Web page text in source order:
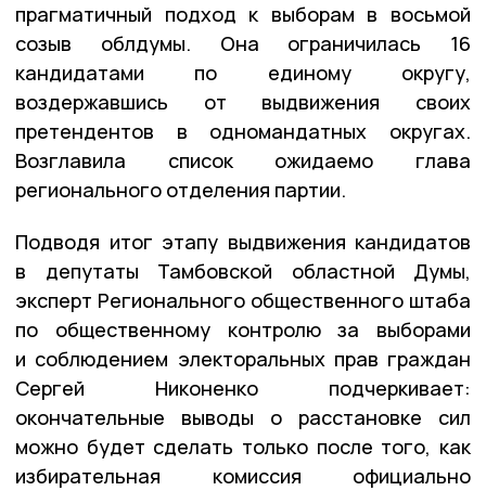
прагматичный подход к выборам в восьмой
созыв облдумы. Она ограничилась 16
кандидатами по единому округу,
воздержавшись от выдвижения своих
претендентов в одномандатных округах.
Возглавила список ожидаемо глава
регионального отделения партии.
Подводя итог этапу выдвижения кандидатов
в депутаты Тамбовской областной Думы,
эксперт Регионального общественного штаба
по общественному контролю за выборами
и соблюдением электоральных прав граждан
Сергей Никоненко подчеркивает:
окончательные выводы о расстановке сил
можно будет сделать только после того, как
избирательная комиссия официально